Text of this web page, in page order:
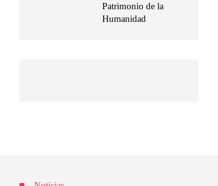
Patrimonio de la
Humanidad